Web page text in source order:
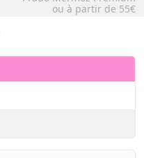
ou à partir de 55€